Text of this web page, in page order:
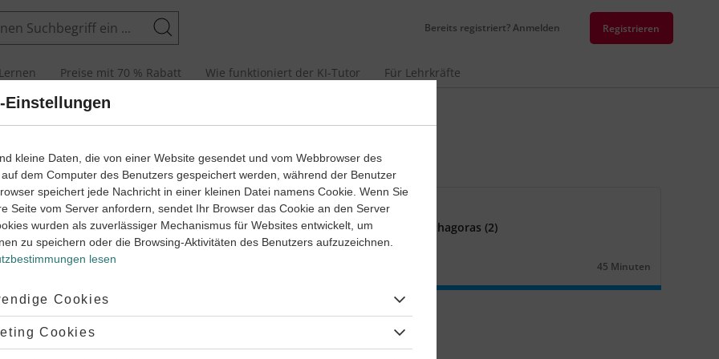
Bereits registriert? Anmelden Registrieren
Suchen
Preise mit 70 % Rabatt Wie funktioniert der KI-Tutor Für Lehrkräfte
und Abiturprüfungen
des Pythagoras (1)
Klasse9
Klassenarbeit
Satzgruppe des Pythagoras (2)
Dauer:
45 Minuten
Einstellungen
kleine Daten, die von einer Website gesendet und vom Webbrowser des
dem Computer des Benutzers gespeichert werden, während der Benutzer
speichert jede Nachricht in einer kleinen Datei namens Cookie. Wenn Sie
Seite vom Server anfordern, sendet Ihr Browser das Cookie an den Server
wurden als zuverlässiger Mechanismus für Websites entwickelt, um
zu speichern oder die Browsing-Aktivitäten des Benutzers aufzuzeichnen.
lesen
Cookies
Cookies